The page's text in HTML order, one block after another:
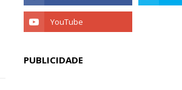
PUBLICIDADE